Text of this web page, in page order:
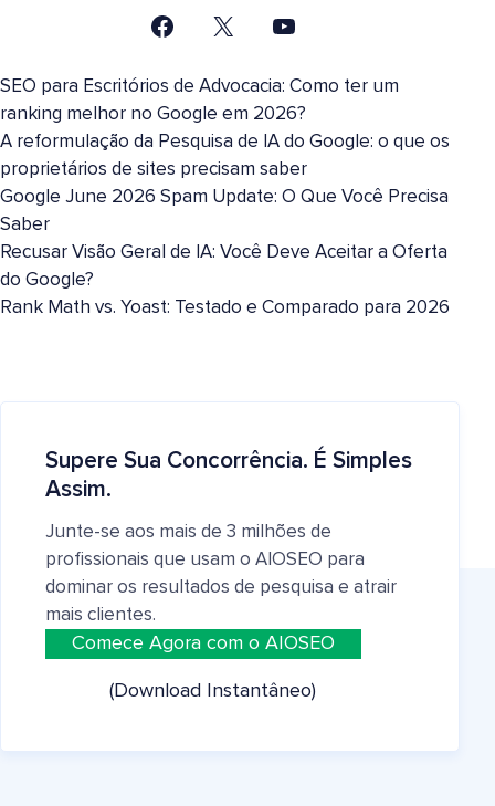
SEO para Escritórios de Advocacia: Como ter um
ranking melhor no Google em 2026?
A reformulação da Pesquisa de IA do Google: o que os
proprietários de sites precisam saber
Google June 2026 Spam Update: O Que Você Precisa
Saber
Recusar Visão Geral de IA: Você Deve Aceitar a Oferta
do Google?
Rank Math vs. Yoast: Testado e Comparado para 2026
Supere Sua Concorrência. É Simples
Assim.
Junte-se aos mais de 3 milhões de
profissionais que usam o AIOSEO para
dominar os resultados de pesquisa e atrair
mais clientes.
Comece Agora com o AIOSEO
(Download Instantâneo)